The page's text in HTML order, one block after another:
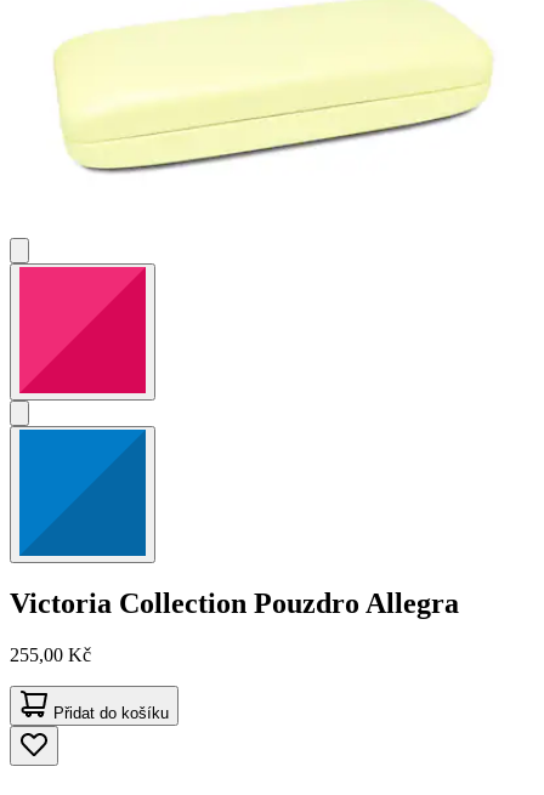
Victoria Collection Pouzdro Allegra
255,00 Kč
Přidat do košíku